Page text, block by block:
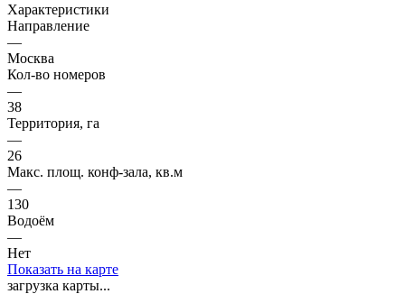
Характеристики
Направление
—
Москва
Кол-во номеров
—
38
Территория, га
—
26
Макс. площ. конф-зала, кв.м
—
130
Водоём
—
Нет
Показать на карте
загрузка карты...